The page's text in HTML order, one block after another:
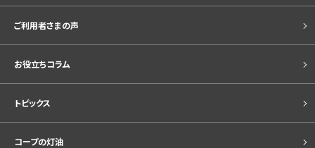
ご利用者さまの声
お役立ちコラム
トピックス
コープの灯油